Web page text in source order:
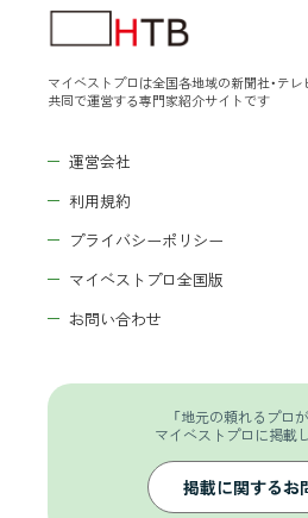
マイベストプロは全国各地域の新聞社・テ
共同で運営する専門家紹介サイトです
運営会社
利用規約
プライバシーポリシー
マイベストプロ全国版
お問い合わせ
「地元の頼れるプロ
マイベストプロに掲載
掲載に関するお